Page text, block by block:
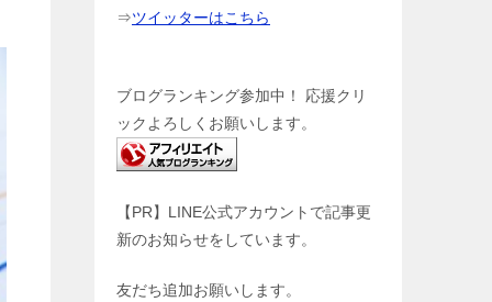
⇒ツイッターはこちら
ブログランキング参加中！ 応援クリ
ックよろしくお願いします。
【PR】LINE公式アカウントで記事更
新のお知らせをしています。
友だち追加お願いします。